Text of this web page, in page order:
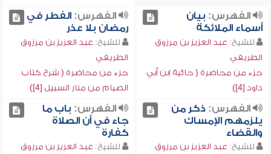
الفهرس: بيان
أسماء الملائكة
للشيخ: عبد العزيز بن مرزوق
الطريفي
جزء من محاضرة ( حائية ابن أبي
داود [4])
الفهرس:الفطر في
رمضان بلا عذر
للشيخ: عبد العزيز بن مرزوق
الطريفي
جزء من محاضرة ( شرح كتاب
الصيام من منار السبيل [4])
الفهرس: ذكر من
يلزمهم الإمساك
والقضاء
للشيخ: عبد العزيز بن مرزوق
الفهرس: باب ما
جاء في أن الصلاة
كفارة
للشيخ: عبد العزيز بن مرزوق